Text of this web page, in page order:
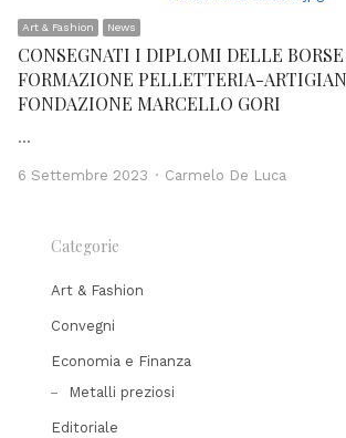
Art & Fashion News
CONSEGNATI I DIPLOMI DELLE
FORMAZIONE PELLETTERIA-
FONDAZIONE MARCELLO GORI
…
6 Settembre 2023 Author
Carmelo De Luca
Categorie
Art & Fashion
Convegni
Economia e Finanza
Metalli preziosi
Editoriale